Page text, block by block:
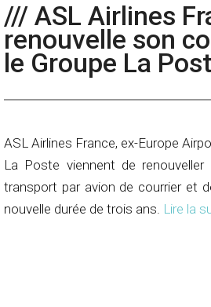
/// ASL Airlines
renouvelle son
le Groupe La
ASL Airlines France, ex-Europe
La Poste viennent de
transport par avion de courrier et
nouvelle durée de trois ans. Lire la